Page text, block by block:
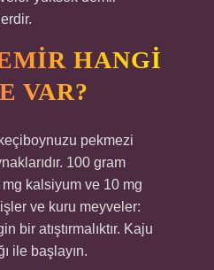
HANGI
VAR?
pekmezi
100 gram
kalsiyum ve 10 mg
ve kuru meyveler:
bir atıştırmalıktır. Kaju
ile başlayın.